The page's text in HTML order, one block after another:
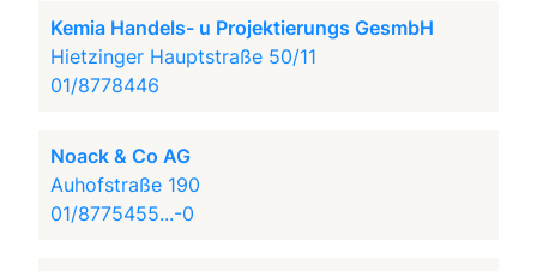
Kemia Handels- u Projektierungs GesmbH
Hietzinger Hauptstraße 50/11
01/8778446
Noack & Co AG
Auhofstraße 190
01/8775455...-0